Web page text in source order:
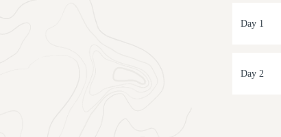
Day 1
Day 2